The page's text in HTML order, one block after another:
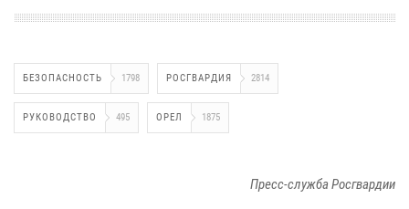
БЕЗОПАСНОСТЬ 1798 РОСГВАРДИЯ 2814
РУКОВОДСТВО 495 ОРЕЛ 1875
Пресс-служба Росгвардии